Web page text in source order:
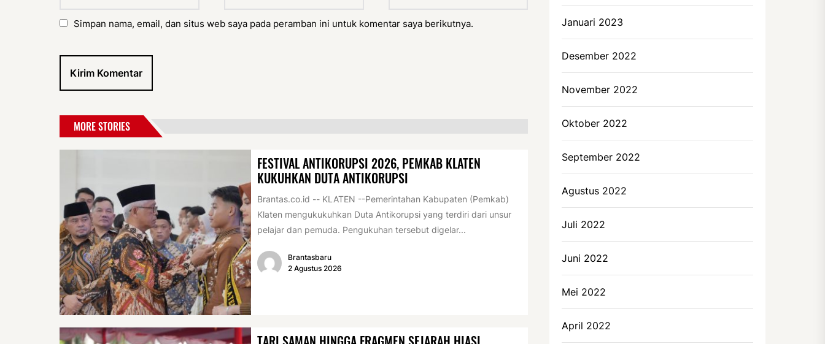
Simpan nama, email, dan situs web saya pada peramban ini untuk komentar saya berikutnya.
MORE STORIES
FESTIVAL ANTIKORUPSI 2026, PEMKAB KLATEN
KUKUHKAN DUTA ANTIKORUPSI
Brantas.co.id -- KLATEN --Pemerintahan Kabupaten (Pemkab)
Klaten mengukukuhkan Duta Antikorupsi yang terdiri dari unsur
pelajar dan pemuda. Pengukuhan tersebut digelar...
Brantasbaru
2 Agustus 2026
Januari 2023
Desember 2022
November 2022
Oktober 2022
September 2022
Agustus 2022
Juli 2022
Juni 2022
Mei 2022
April 2022